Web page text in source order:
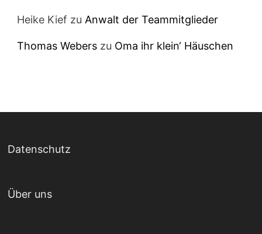
Heike Kief zu Anwalt der Teammitglieder
Thomas Webers zu Oma ihr klein‘ Häuschen
Datenschutz
Über uns